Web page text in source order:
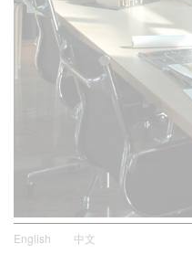
English 中文